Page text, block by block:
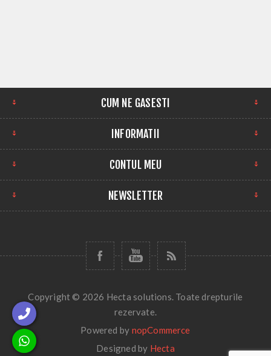
CUM NE GASESTI
INFORMATII
CONTUL MEU
NEWSLETTER
Copyright © 2026 Hecta solutions. Toate drepturile
rezervate.
Powered by nopCommerce
Designed by Hecta